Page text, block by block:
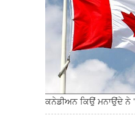
ਕਨੇਡੀਅਨ ਕਿਉਂ ਮਨਾਉਂਦੇ ਨੇ